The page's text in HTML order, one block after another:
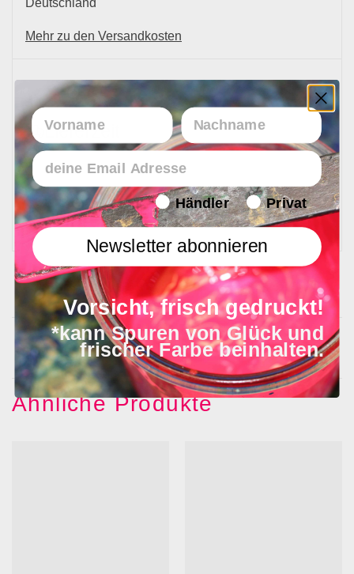
Deutschland
Mehr zu den Versandkosten
Lieferzeit
In 1 - 4 Werktagen bei Ihnen
Ähnliche Produkte
Vorname Nachname
Email
Endverbraucher/Haendler
Händler Privat
Newsletter abonnieren
Vorsicht, frisch gedruckt!
*kann Spuren von Glück und
frischer Farbe beinhalten.